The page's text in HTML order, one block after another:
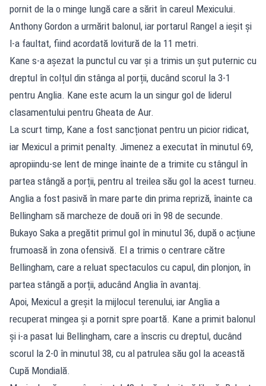
pornit de la o minge lungă care a sărit în careul Mexicului.
Anthony Gordon a urmărit balonul, iar portarul Rangel a ieșit și
l-a faultat, fiind acordată lovitură de la 11 metri.
Kane s-a așezat la punctul cu var și a trimis un șut puternic cu
dreptul în colțul din stânga al porții, ducând scorul la 3-1
pentru Anglia. Kane este acum la un singur gol de liderul
clasamentului pentru Gheata de Aur.
La scurt timp, Kane a fost sancționat pentru un picior ridicat,
iar Mexicul a primit penalty. Jimenez a executat în minutul 69,
apropiindu-se lent de minge înainte de a trimite cu stângul în
partea stângă a porții, pentru al treilea său gol la acest turneu.
Anglia a fost pasivă în mare parte din prima repriză, înainte ca
Bellingham să marcheze de două ori în 98 de secunde.
Bukayo Saka a pregătit primul gol în minutul 36, după o acțiune
frumoasă în zona ofensivă. El a trimis o centrare către
Bellingham, care a reluat spectaculos cu capul, din plonjon, în
partea stângă a porții, aducând Anglia în avantaj.
Apoi, Mexicul a greșit la mijlocul terenului, iar Anglia a
recuperat mingea și a pornit spre poartă. Kane a primit balonul
și i-a pasat lui Bellingham, care a înscris cu dreptul, ducând
scorul la 2-0 în minutul 38, cu al patrulea său gol la această
Cupă Mondială.